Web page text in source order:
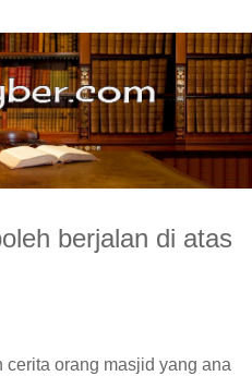
berjalan di atas
cerita orang masjid yang ana